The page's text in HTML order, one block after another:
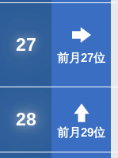
27
前月27位
28
前月29位